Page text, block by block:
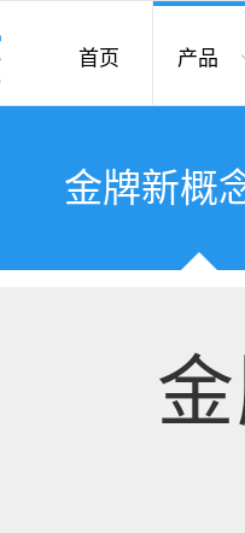
首页 产品
金牌新概